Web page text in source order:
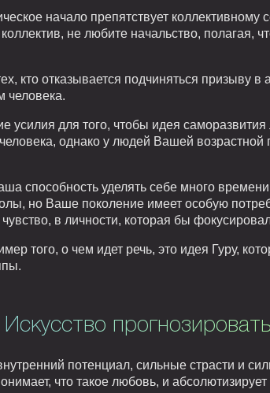
начало препятствует коллективному
не любите начальство, полагая,
кто отказывается подчиняться призыву
человека.
для того, чтобы идея саморазвития
однако у людей Вашей
способность уделять себе много
но Ваше поколение имеет особую
в личности, которая бы
того, о чем идет речь, это идея Гуру,
Искусство
потенциал, сильные страсти и
что такое любовь, и